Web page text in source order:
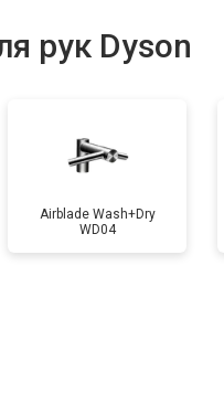
рук Dyson
Airblade Wash+Dry
WD04